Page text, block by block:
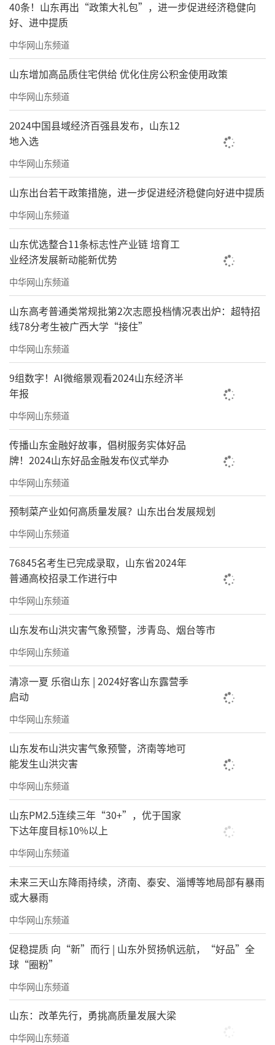
40条！山东再出“政策大礼包”，进一步促进经济稳健向
好、进中提质
中华网山东频道
山东增加高品质住宅供给 优化住房公积金使用政策
中华网山东频道
2024中国县域经济百强县发布，山东12
地入选
中华网山东频道
山东出台若干政策措施，进一步促进经济稳健向好进中提质
中华网山东频道
山东优选整合11条标志性产业链 培育工
业经济发展新动能新优势
中华网山东频道
山东高考普通类常规批第2次志愿投档情况表出炉：超特招
线78分考生被广西大学“接住”
中华网山东频道
9组数字！AI微缩景观看2024山东经济半
年报
中华网山东频道
传播山东金融好故事，倡树服务实体好品
牌！2024山东好品金融发布仪式举办
中华网山东频道
预制菜产业如何高质量发展？山东出台发展规划
中华网山东频道
76845名考生已完成录取，山东省2024年
普通高校招录工作进行中
中华网山东频道
山东发布山洪灾害气象预警，涉青岛、烟台等市
中华网山东频道
清凉一夏 乐宿山东 | 2024好客山东露营季
启动
中华网山东频道
山东发布山洪灾害气象预警，济南等地可
能发生山洪灾害
中华网山东频道
山东PM2.5连续三年“30+”，优于国家
下达年度目标10%以上
中华网山东频道
未来三天山东降雨持续，济南、泰安、淄博等地局部有暴雨
或大暴雨
中华网山东频道
促稳提质 向“新”而行 | 山东外贸扬帆远航，“好品”全
球“圈粉”
中华网山东频道
山东：改革先行，勇挑高质量发展大梁
中华网山东频道